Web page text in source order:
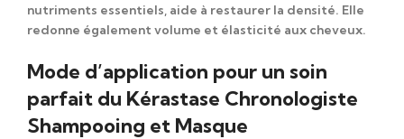
nutriments essentiels, aide à restaurer la densité. Elle
redonne également volume et élasticité aux cheveux.
Mode d’application pour un soin
parfait du Kérastase Chronologiste
Shampooing et Masque